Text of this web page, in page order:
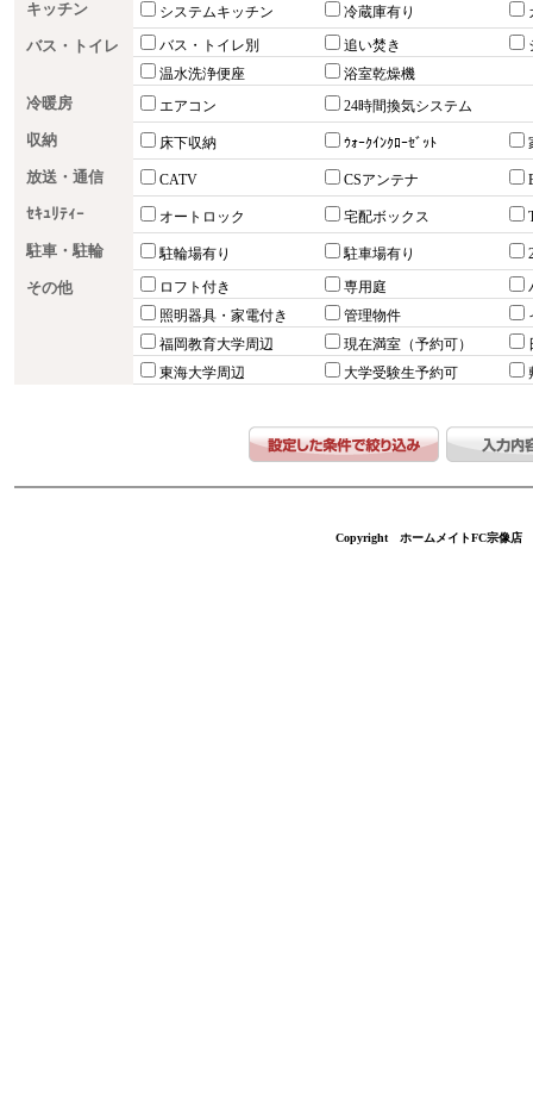
キッチン システムキッチン 冷蔵庫有り
バス・トイレ バス・トイレ別 追い焚き
温水洗浄便座
浴室乾燥機
冷暖房 エアコン 24時間換気システム
収納 床下収納 ｳｫｰｸｲﾝｸﾛｰｾﾞｯﾄ
放送・通信 CATV CSアンテナ
ｾｷｭﾘﾃｨｰ オートロック 宅配ボックス
駐車・駐輪 駐輪場有り 駐車場有り
その他 ロフト付き 専用庭
照明器具・家電付き
管理物件
福岡教育大学周辺
現在満室（予約可）
東海大学周辺
大学受験生予約可
Copyright ホームメイトFC宗像店